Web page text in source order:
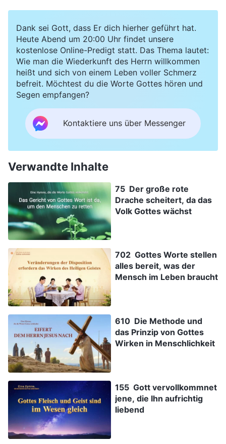
Dank sei Gott, dass Er dich hierher geführt hat.
Heute Abend um 20:00 Uhr findet unsere
kostenlose Online-Predigt statt. Das Thema lautet:
Wie man die Wiederkunft des Herrn willkommen
heißt und sich von einem Leben voller Schmerz
befreit. Möchtest du die Worte Gottes hören und
Segen empfangen?
Kontaktiere uns über Messenger
Verwandte Inhalte
75 Der große rote
Drache scheitert, da das
Volk Gottes wächst
702 Gottes Worte stellen
alles bereit, was der
Mensch im Leben braucht
610 Die Methode und
das Prinzip von Gottes
Wirken in Menschlichkeit
155 Gott vervollkommnet
jene, die Ihn aufrichtig
liebend